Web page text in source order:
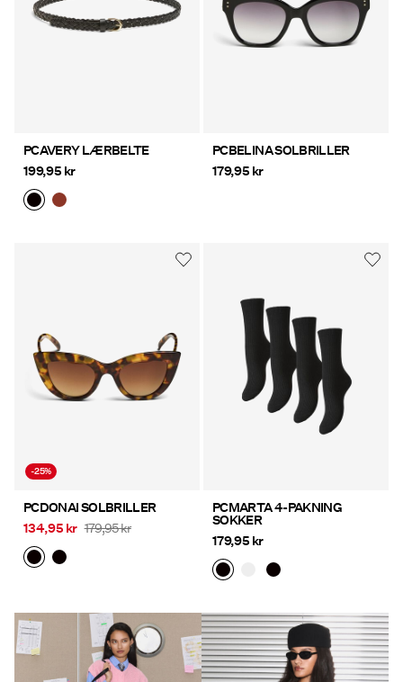
PCAVERY LÆRBELTE
199,95 kr
PCBELINA SOLBRILLER
179,95 kr
-25%
PCDONAI SOLBRILLER
134,95 kr 179,95 kr
PCMARTA 4-PAKNING
SOKKER
179,95 kr
https://www.pieces.com/no-
no/nyheter/
https://www.pieces.com/no-
no/nyheter/